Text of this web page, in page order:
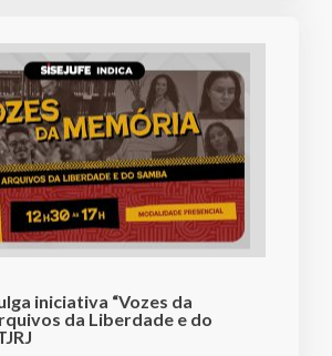
iniciativa “Vozes da
da Liberdade e do